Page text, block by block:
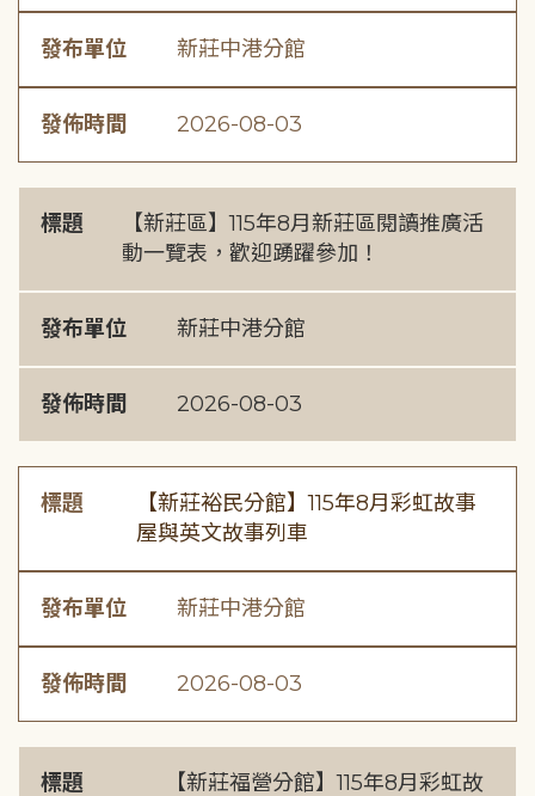
發布單位 新莊中港分館
發佈時間 2026-08-03
標題
【新莊區】115年8月新莊區閱讀推廣活
動一覽表，歡迎踴躍參加！
發布單位 新莊中港分館
發佈時間 2026-08-03
標題
【新莊裕民分館】115年8月彩虹故事
屋與英文故事列車
發布單位 新莊中港分館
發佈時間 2026-08-03
標題
【新莊福營分館】115年8月彩虹故